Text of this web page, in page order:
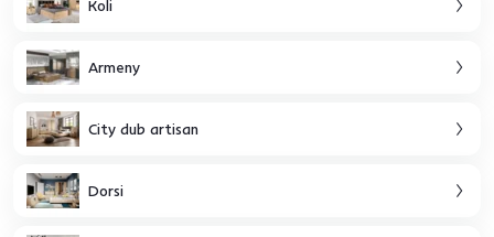
Koli
Armeny
City dub artisan
Dorsi